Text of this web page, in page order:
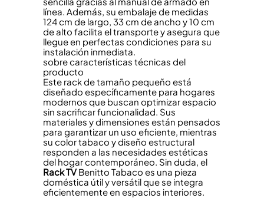
línea. Además, su embalaje de medidas
124 cm de largo, 33 cm de ancho y 10 cm
de alto facilita el transporte y asegura que
llegue en perfectas condiciones para su
instalación inmediata.
sobre características técnicas del
producto
Este rack de tamaño pequeño está
diseñado específicamente para hogares
modernos que buscan optimizar espacio
sin sacrificar funcionalidad. Sus
materiales y dimensiones están pensados
para garantizar un uso eficiente, mientras
su color tabaco y diseño estructural
responden a las necesidades estéticas
del hogar contemporáneo. Sin duda, el
Rack TVBenitto Tabaco es una pieza
doméstica útil y versátil que se integra
eficientemente en espacios interiores.